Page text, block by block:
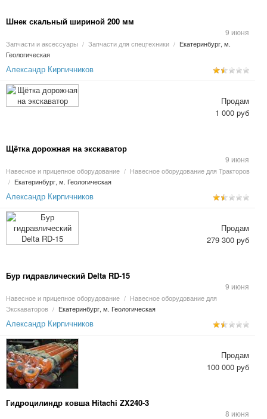
Шнек скальный шириной 200 мм
9 июня
Запчасти и аксессуары / Запчасти для спецтехники / Екатеринбург, м.
Геологическая
Александр Кирпичников
Щётка дорожная на экскаватор
9 июня
Навесное и прицепное оборудование / Навесное оборудование для Тракторов
/ Екатеринбург, м. Геологическая
Продам
1 000 руб
Александр Кирпичников
Бур гидравлический Delta RD-15
9 июня
Навесное и прицепное оборудование / Навесное оборудование для
Экскаваторов / Екатеринбург, м. Геологическая
Продам
279 300 руб
Александр Кирпичников
Гидроцилиндр ковша Hitachi ZX240-3
8 июня
Продам
100 000 руб